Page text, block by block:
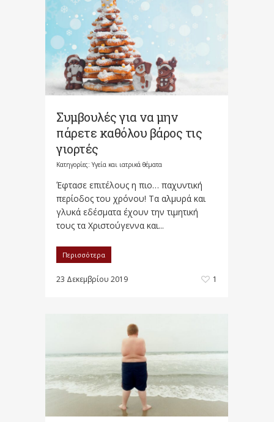
Συμβουλές για να μην
πάρετε καθόλου βάρος τις
γιορτές
Κατηγορίες: Υγεία και ιατρικά θέματα
Έφτασε επιτέλους η πιο… παχυντική
περίοδος του χρόνου! Τα αλμυρά και
γλυκά εδέσματα έχουν την τιμητική
τους τα Χριστούγεννα και...
Περισσότερα
23 Δεκεμβρίου 2019 1